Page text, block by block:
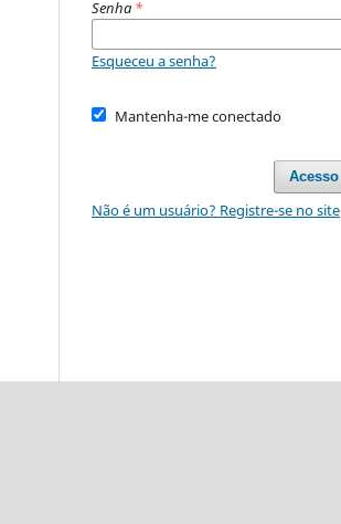
Senha *
Esqueceu a senha?
Mantenha-me conectado
Acesso
Não é um usuário? Registre-se no site